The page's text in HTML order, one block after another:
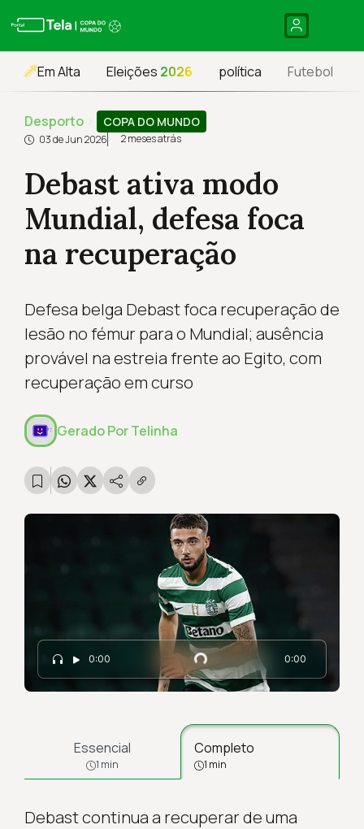
Em Alta Eleições 2026 política Futebol
Desporto› COPA DO MUNDO
03 de Jun 2026 2 meses atrás
Debast ativa modo
Mundial, defesa foca
na recuperação
Defesa belga Debast foca recuperação de
lesão no fémur para o Mundial; ausência
provável na estreia frente ao Egito, com
recuperação em curso
Gerado PorTelinha
0:00 Carregando... 0:00
Essencial
1 min
Completo
1 min
Debast continua a recuperar de uma